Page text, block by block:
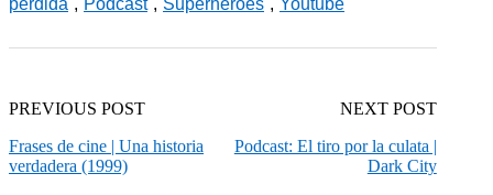
PREVIOUS POST
Frases de cine | Una historia
verdadera (1999)
NEXT POST
Podcast: El tiro por la culata |
Dark City